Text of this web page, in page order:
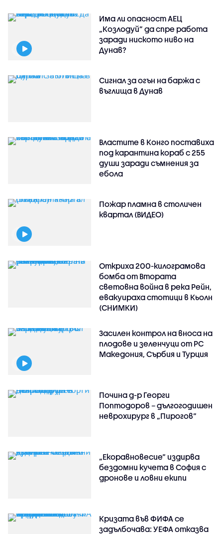
Има ли опасност АЕЦ
„Козлодуй” да спре работа
заради ниското ниво на
Дунав?
Сигнал за огън на баржа с
въглища в Дунав
Властите в Конго поставиха
под карантина кораб с 255
души заради съмнения за
ебола
Пожар пламна в столичен
квартал (ВИДЕО)
Откриха 200-килограмова
бомба от Втората
световна война в река Рейн,
евакуираха стотици в Кьолн
(СНИМКИ)
Засилен контрол на вноса на
плодове и зеленчуци от РС
Македония, Сърбия и Турция
Почина д-р Георги
Поптодоров – дългогодишен
неврохирург в „Пирогов“
„Екоравновесие“ издирва
бездомни кучета в София с
дронове и ловни екипи
Кризата във ФИФА се
задълбочава: УЕФА отказва